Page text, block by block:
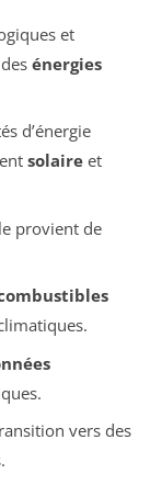
et
énergies
d’énergie
solaireet
provient de
vers des